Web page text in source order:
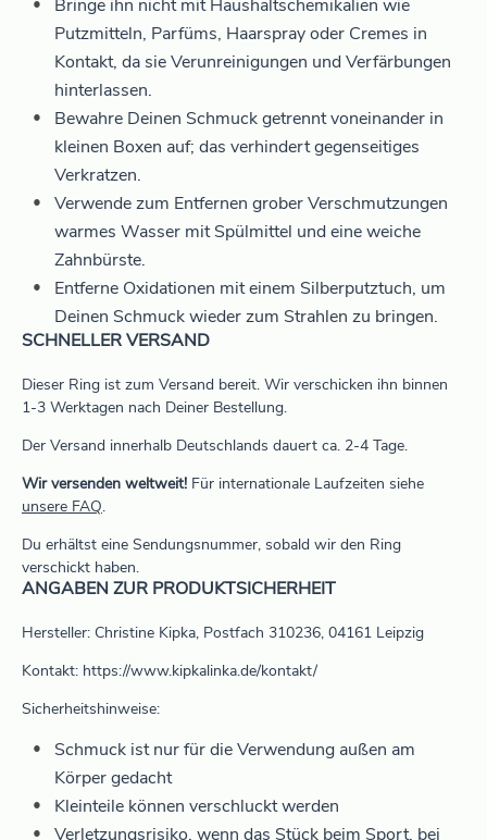
Bringe ihn nicht mit Haushaltschemikalien wie
Putzmitteln, Parfüms, Haarspray oder Cremes in
Kontakt, da sie Verunreinigungen und Verfärbungen
hinterlassen.
Bewahre Deinen Schmuck getrennt voneinander in
kleinen Boxen auf; das verhindert gegenseitiges
Verkratzen.
Verwende zum Entfernen grober Verschmutzungen
warmes Wasser mit Spülmittel und eine weiche
Zahnbürste.
Entferne Oxidationen mit einem Silberputztuch, um
Deinen Schmuck wieder zum Strahlen zu bringen.
SCHNELLER VERSAND
Dieser Ring ist zum Versand bereit. Wir verschicken ihn binnen
1-3 Werktagen nach Deiner Bestellung.
Der Versand innerhalb Deutschlands dauert ca. 2-4 Tage.
Wir versenden weltweit! Für internationale Laufzeiten siehe
unsere FAQ.
Du erhältst eine Sendungsnummer, sobald wir den Ring
verschickt haben.
ANGABEN ZUR PRODUKTSICHERHEIT
Hersteller: Christine Kipka, Postfach 310236, 04161 Leipzig
Kontakt: https://www.kipkalinka.de/kontakt/
Sicherheitshinweise:
Schmuck ist nur für die Verwendung außen am
Körper gedacht
Kleinteile können verschluckt werden
Verletzungsrisiko, wenn das Stück beim Sport, bei